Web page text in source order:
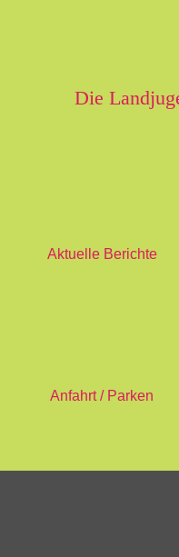
Die
Aktuelle Berichte
Anfahrt / Parken